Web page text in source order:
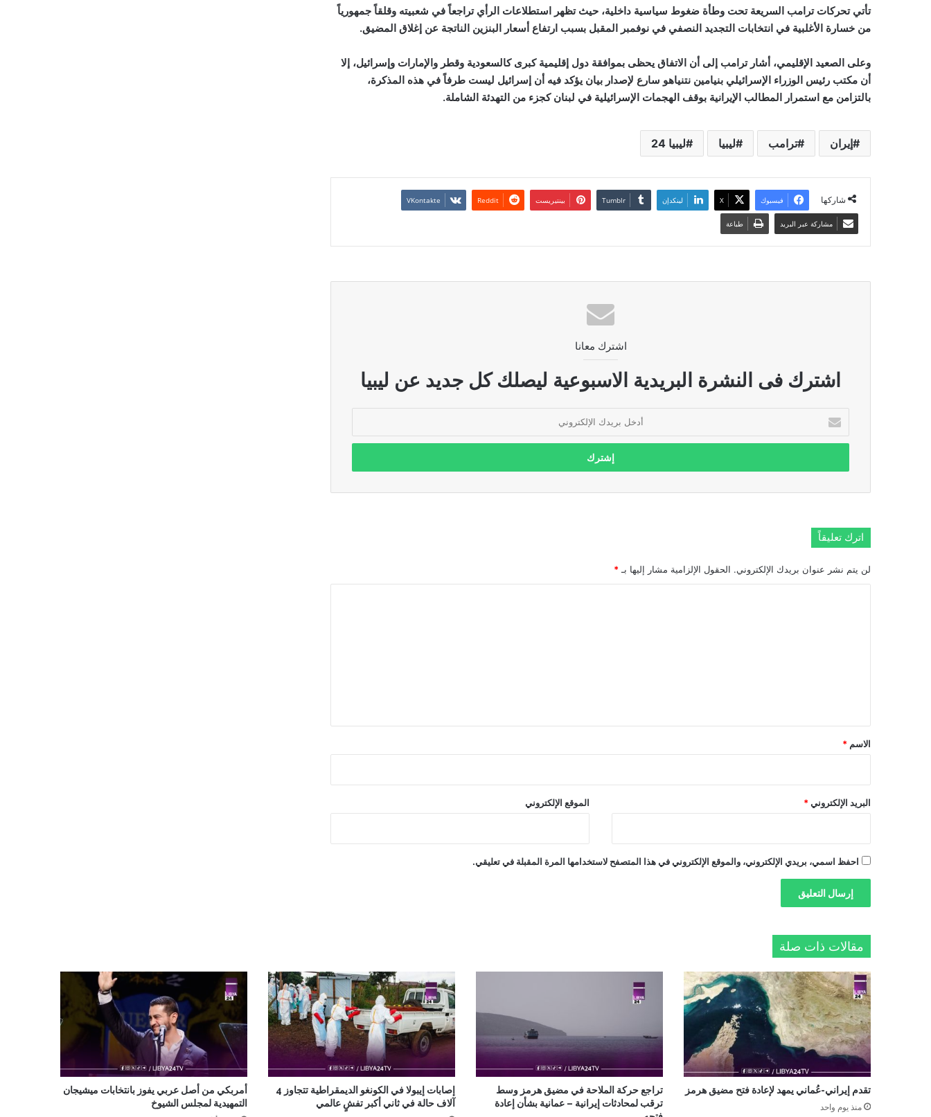
تأتي تحركات ترامب السريعة تحت وطأة ضغوط سياسية داخلية، حيث تظهر استطلاعات الرأي تراجعاً في شعبيته وقلقاً جمهورياً
من خسارة الأغلبية في انتخابات التجديد النصفي في نوفمبر المقبل بسبب ارتفاع أسعار البنزين الناتجة عن إغلاق المضيق.
وعلى الصعيد الإقليمي، أشار ترامب إلى أن الاتفاق يحظى بموافقة دول إقليمية كبرى كالسعودية وقطر والإمارات وإسرائيل، إلا
أن مكتب رئيس الوزراء الإسرائيلي بنيامين نتنياهو سارع لإصدار بيان يؤكد فيه أن إسرائيل ليست طرفاً في هذه المذكرة،
بالتزامن مع استمرار المطالب الإيرانية بوقف الهجمات الإسرائيلية في لبنان كجزء من التهدئة الشاملة.
إيران ترامب ليبيا ليبيا 24
شاركها فيسبوك ‫X لينكدإن بينتيريست
مشاركة عبر البريد طباعة
اشترك معانا
اشترك فى النشرة البريدية الاسبوعية ليصلك كل جديد عن ليبيا
بريدك
الإلكتروني
اترك تعليقاً
لن يتم نشر عنوان بريدك الإلكتروني. الحقول الإلزامية مشار إليها بـ *
*
الاسم *
البريد الإلكتروني * الموقع الإلكتروني
احفظ اسمي، بريدي الإلكتروني، والموقع الإلكتروني في هذا المتصفح لاستخدامها المرة المقبلة في تعليقي.
مقالات ذات صلة
تقدم إيراني-عُماني يمهد لإعادة فتح مضيق هرمز
منذ يوم واحد
تراجع حركة الملاحة في مضيق هرمز وسط
ترقب لمحادثات إيرانية – عمانية بشأن إعادة
إصابات إيبولا في الكونغو الديمقراطية تتجاوز 4
آلاف حالة في ثاني أكبر تفشٍ عالمي
أمربكي من أصل عربي يفوز بانتخابات ميشيجان
التمهيدية لمجلس الشيوخ